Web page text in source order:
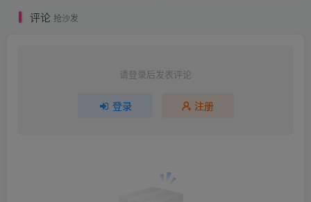
评论 抢沙发
请登录后发表评论
登录 注册